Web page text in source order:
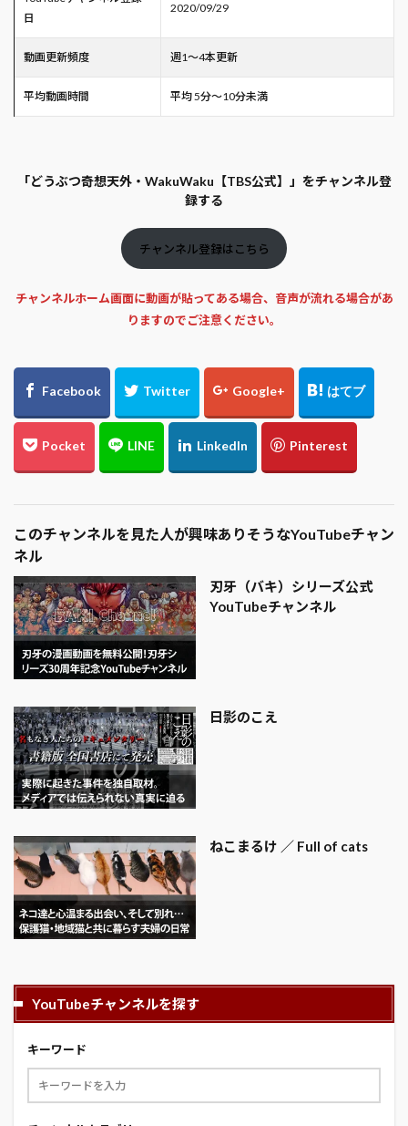
日
2020/09/29
動画更新頻度 週1～4本更新
平均動画時間 平均 5分～10分未満
「どうぶつ奇想天外・WakuWaku【TBS公式】」をチャンネル登
録する
チャンネル登録はこちら
チャンネルホーム画面に動画が貼ってある場合、音声が流れる場合があ
りますのでご注意ください。
このチャンネルを見た人が興味ありそうなYouTubeチャン
ネル
刃牙（バキ）シリーズ公式
YouTubeチャンネル
日影のこえ
ねこまるけ ／ Full of cats
YouTubeチャンネルを探す
キーワード